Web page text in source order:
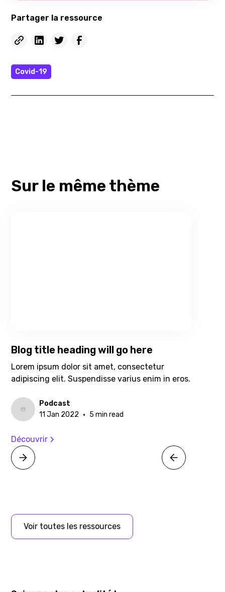
Partager la ressource
Covid-19
Sur le même thème
Blog title heading will go here
Lorem ipsum dolor sit amet, consectetur
adipiscing elit. Suspendisse varius enim in eros.
Podcast
11 Jan 2022 • 5 min read
Découvrir
Voir toutes les ressources